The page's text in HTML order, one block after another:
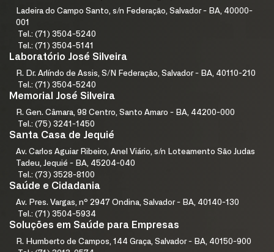
Ladeira do Campo Santo, s/n Federação, Salvador - BA, 40000-
001
Tel.: (71) 3504-5240
Tel.: (71) 3504-5141
Laboratório José Silveira
R. Dr. Arlíndo de Assis, S/N Federação, Salvador - BA, 40110-210
Tel.: (71) 3504-5240
Memorial José Silveira
R. Gen. Câmara, 98 Centro, Santo Amaro - BA, 44200-000
Tel.: (75) 3241-1450
Santa Casa de Jequié
Av. Carlos Aguiar Ribeiro, Anel Viário, s/n Loteamento São Judas
Tadeu, Jequié - BA, 45204-040
Tel.: (73) 3528-8100
Saúde e Cidadania
Av. Pres. Vargas, nº 2947 Ondina, Salvador - BA, 40140-130
Tel.: (71) 3504-5934
Soluções em Saúde para Empresas
R. Humberto de Campos, 144 Graça, Salvador - BA, 40150-900